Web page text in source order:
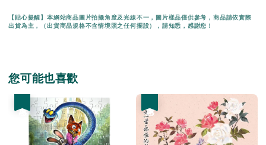
【貼心提醒】本網站商品圖片拍攝角度及光線不一，圖片樣品僅供參考，商品請依實際
出貨為主，（出貨商品規格不含情境照之任何擺設），請知悉，感謝您！
您可能也喜歡